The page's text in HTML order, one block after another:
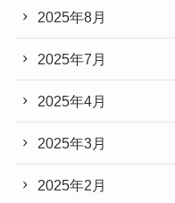
2025年8月
2025年7月
2025年4月
2025年3月
2025年2月